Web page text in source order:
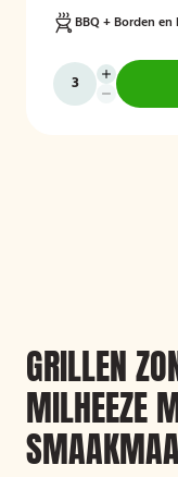
BBQ + Borden en
GRILLEN
MILHEEZE